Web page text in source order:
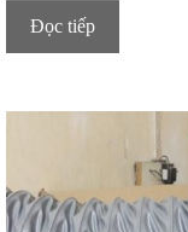
Đọc tiếp